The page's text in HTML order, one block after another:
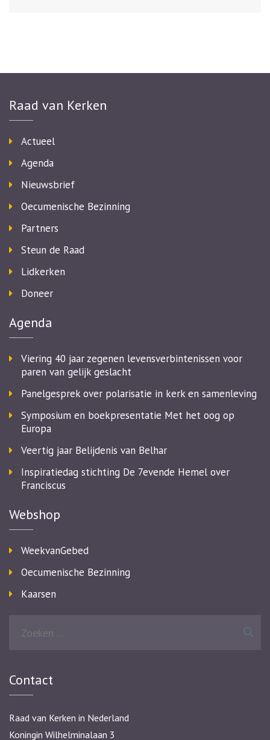
Raad van Kerken
Actueel
Agenda
Nieuwsbrief
Oecumenische Bezinning
Partners
Steun de Raad
Lidkerken
Doneer
Agenda
Viering 40 jaar zegenen levensverbintenissen voor
paren van gelijk geslacht
Panelgesprek over polarisatie in kerk en samenleving
Symposium en boekpresentatie Met het oog op
Europa
Veertig jaar Belijdenis van Belhar
Inspiratiedag stichting De 7evende Hemel over
Franciscus
Webshop
WeekvanGebed
Oecumenische Bezinning
Kaarsen
Contact
Raad van Kerken in Nederland
Koningin Wilhelminalaan 3